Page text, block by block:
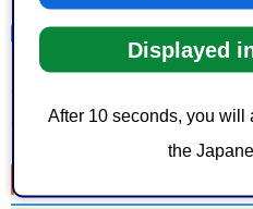
Displayed
After 10 seconds, you will
the
質問への回答方法
2026年3月4日（水曜日）まで
ルで送付するとともに、本ホ